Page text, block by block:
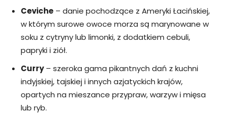
Ceviche – danie pochodzące z Ameryki Łacińskiej,
w którym surowe owoce morza są marynowane w
soku z cytryny lub limonki, z dodatkiem cebuli,
papryki i ziół.
Curry– szeroka gama pikantnych dań z kuchni
indyjskiej, tajskiej i innych azjatyckich krajów,
opartych na mieszance przypraw, warzyw i mięsa
lub ryb.